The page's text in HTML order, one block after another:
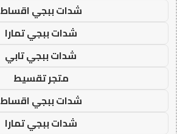
شدات ببجي اقساط
شدات ببجي تمارا
شدات ببجي تابي
متجر تقسيط
شدات ببجي اقساط
شدات ببجي تمارا